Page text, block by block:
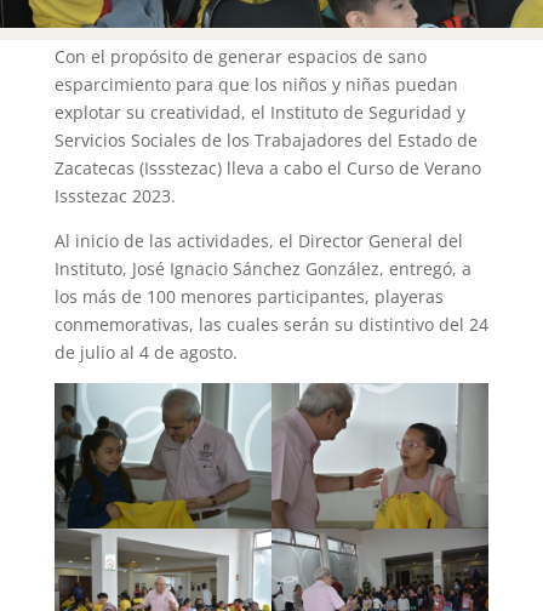
Con el propósito de generar espacios de sano
esparcimiento para que los niños y niñas puedan
explotar su creatividad, el Instituto de Seguridad y
Servicios Sociales de los Trabajadores del Estado de
Zacatecas (Issstezac) lleva a cabo el Curso de Verano
Issstezac 2023.
Al inicio de las actividades, el Director General del
Instituto, José Ignacio Sánchez González, entregó, a
los más de 100 menores participantes, playeras
conmemorativas, las cuales serán su distintivo del 24
de julio al 4 de agosto.